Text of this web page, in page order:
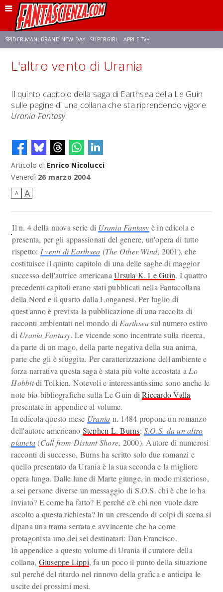
SPIDER-MAN: BRAND NEW DAY SUPERGIRL APPLE TV+
FRANCO RICCIARDIELLO ZENDAYA STAR TREK AVENGERS: DOOMSDAY
NETFLIX SADIE SINK CELIA ROSE GOODING
L'altro vento di Urania
Il quinto capitolo della saga di Earthsea della Le Guin
sulle pagine di una collana che sta riprendendo vigore:
Urania Fantasy
Articolo di Enrico Nicolucci
Venerdì 26 marzo 2004
A A
Il n. 4 della nuova serie di Urania Fantasy è in edicola e
presenta, per gli appassionati del genere, un'opera di tutto
rispetto: I venti di Earthsea (The Other Wind, 2001), che
costituisce il quinto capitolo di una delle saghe di maggior
successo dell'autrice americanaUrsula K. Le Guin. I quattro
precedenti capitoli erano stati pubblicati nella Fantacollana
della Nord e il quarto dalla Longanesi. Per luglio di
quest'anno è prevista la pubblicazione di una raccolta di
racconti ambientati nel mondo di Earthseasul numero estivo
di Urania Fantasy. Le vicende sono incentrate sulla ricerca,
da parte di un mago, della parte negativa della sua anima,
parte che gli è sfuggita. Per caratterizzazione dell'ambiente e
forza narrativa questa saga è stata più volte accostata a Lo
Hobbitdi Tolkien. Notevoli e interessantissime sono anche le
note bio-bibliografiche sulla Le Guin diRiccardo Valla
presentate in appendice al volume.
In edicola questo mese Urania n. 1484 propone un romanzo
dell'autore americano Stephen L. Burns:S.O.S. da un altro
pianeta(Call from Distant Shore, 2000). Autore di numerosi
racconti di successo, Burns ha scritto solo due romanzi e
quello presentato da Urania è la sua seconda e la migliore
opera lunga. Dalle lune di Marte giunge, in modo misterioso,
a sei persone diverse un messaggio di S.O.S. chi è che lo ha
inviato? E come ha fatto? E perché c'è chi non vuole dare
ascolto a questa richiesta? In un crescendo di colpi di scena si
dipana una trama serrata e avvincente che ha come
protagonista uno dei sei destinatari: Dan Francisco.
In appendice a questo volume di Urania il curatore della
collana, Giuseppe Lippi, fa un poco il punto della situazione
sul perché del ritardo nel rinnovo della grafica e anticipa le
uscite dei prossimi mesi.